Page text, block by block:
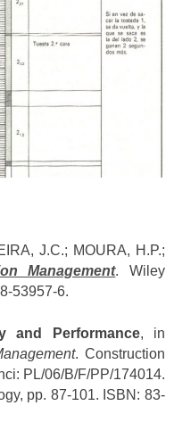
J.C.; MOURA, H.P.;
Management. Wiley
53957-6.
and Performance, in
. Construction
PL/06/B/F/PP/174014.
pp. 87-101. ISBN: 83-